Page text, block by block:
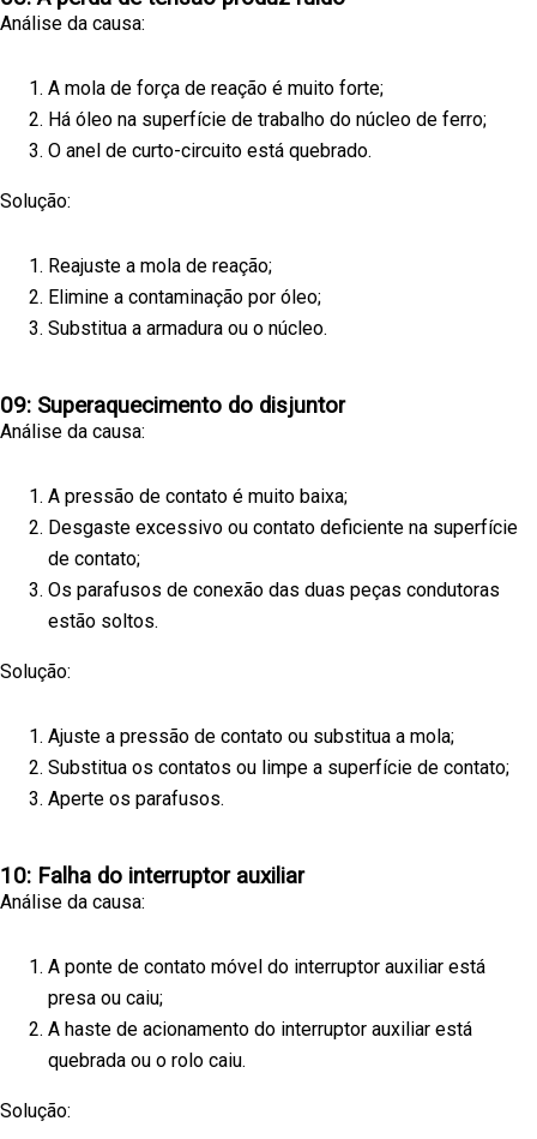
Análise da causa:
A mola de força de reação é muito forte;
Há óleo na superfície de trabalho do núcleo de ferro;
O anel de curto-circuito está quebrado.
Solução:
Reajuste a mola de reação;
Elimine a contaminação por óleo;
Substitua a armadura ou o núcleo.
09: Superaquecimento do disjuntor
Análise da causa:
A pressão de contato é muito baixa;
Desgaste excessivo ou contato deficiente na superfície
de contato;
Os parafusos de conexão das duas peças condutoras
estão soltos.
Solução:
Ajuste a pressão de contato ou substitua a mola;
Substitua os contatos ou limpe a superfície de contato;
Aperte os parafusos.
10: Falha do interruptor auxiliar
Análise da causa:
A ponte de contato móvel do interruptor auxiliar está
presa ou caiu;
A haste de acionamento do interruptor auxiliar está
quebrada ou o rolo caiu.
Solução: